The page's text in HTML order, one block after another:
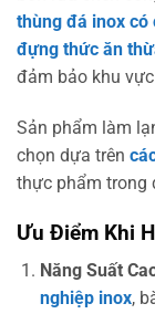
thùng đá inox có
đựng thức ăn
đảm bảo khu
Sản phẩm làm
chọn dựa trên
thực phẩm trong
Ưu Điểm Khi
Năng Suất
nghiệp inox,